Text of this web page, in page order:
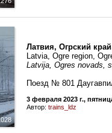
Латвия, Огрский
Latvia, Ogre region,
Latvija, Ogres novads,
Поезд № 801
3 февраля 2023 г.,
Автор: trains_ldz